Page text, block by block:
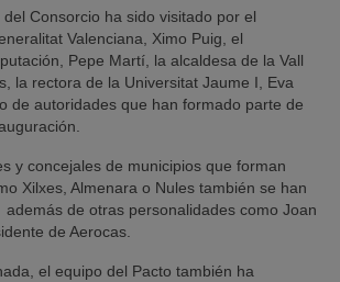
Consorcio ha sido visitado por el
Valenciana, Ximo Puig, el
Pepe Martí, la alcaldesa de la Vall
la rectora de la Universitat Jaume I, Eva
de autoridades que han formado parte de
y concejales de municipios que forman
Xilxes, Almenara o Nules también se han
de otras personalidades como Joan
de Aerocas.
el equipo del Pacto también ha